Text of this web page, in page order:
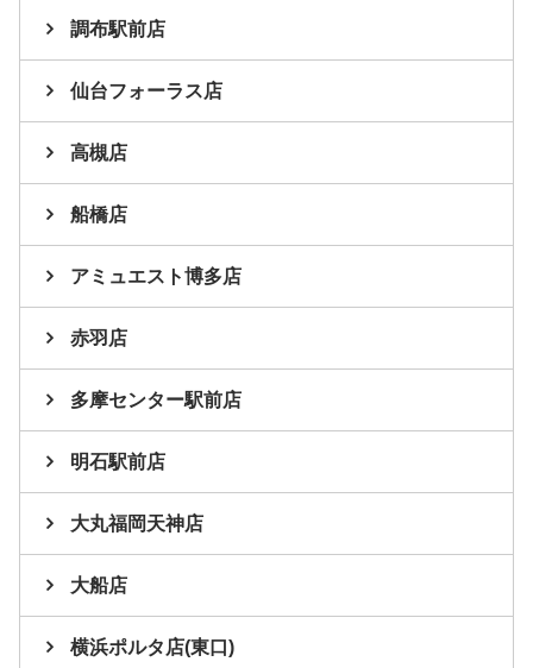
調布駅前店
仙台フォーラス店
高槻店
船橋店
アミュエスト博多店
赤羽店
多摩センター駅前店
明石駅前店
大丸福岡天神店
大船店
横浜ポルタ店(東口)